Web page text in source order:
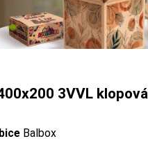
3VVL klopová
Balbox